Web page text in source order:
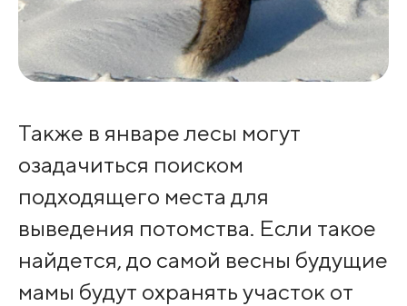
Также в январе лесы могут
озадачиться поиском
подходящего места для
выведения потомства. Если такое
найдется, до самой весны будущие
мамы будут охранять участок от